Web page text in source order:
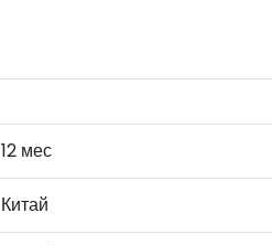
12 мес
Китай